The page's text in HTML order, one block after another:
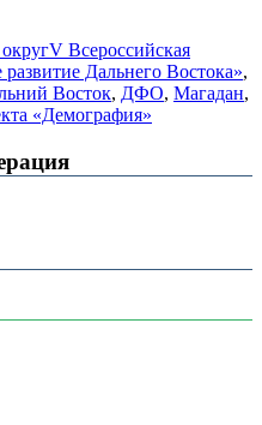
V Всероссийская
Дальнего Востока»,
Восток, ДФО, Магадан,
«Демография»